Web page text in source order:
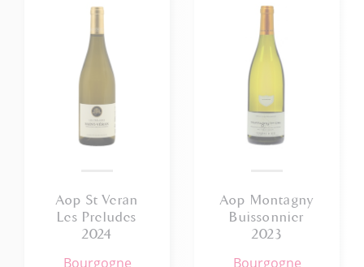
Aop St Veran
Les Preludes
2024
bourgogne
Aop Montagny
Buissonnier
2023
bourgogne